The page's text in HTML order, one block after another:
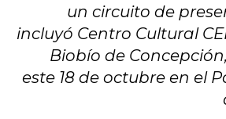
un circuito de
incluyó Centro Cultural
Biobío de
este 18 de octubre en el